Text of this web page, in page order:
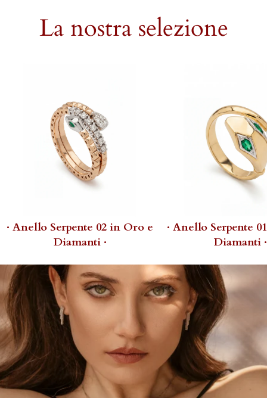
La nostra selezione
· Anello Serpente 02 in Oro e
Diamanti ·
· Anello Serpente
Diamanti ·